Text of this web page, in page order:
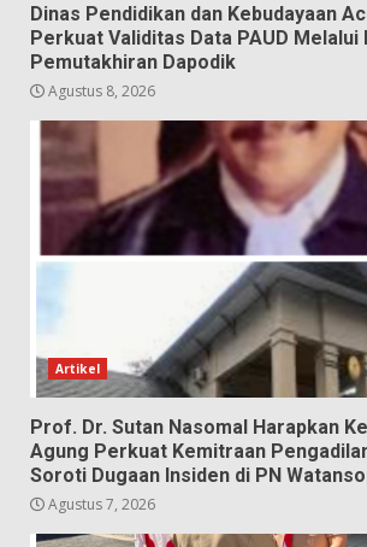
Dinas Pendidikan dan Kebudayaan
Perkuat Validitas Data PAUD Melalui
Pemutakhiran Dapodik
Agustus 8, 2026
Artikel
Prof. Dr. Sutan Nasomal Harapkan
Agung Perkuat Kemitraan
Soroti Dugaan Insiden di PN
Agustus 7, 2026